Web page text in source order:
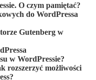
O czym pamiętać?
do WordPressa
Gutenberg w
w WordPressie?
rozszerzyć możliwości